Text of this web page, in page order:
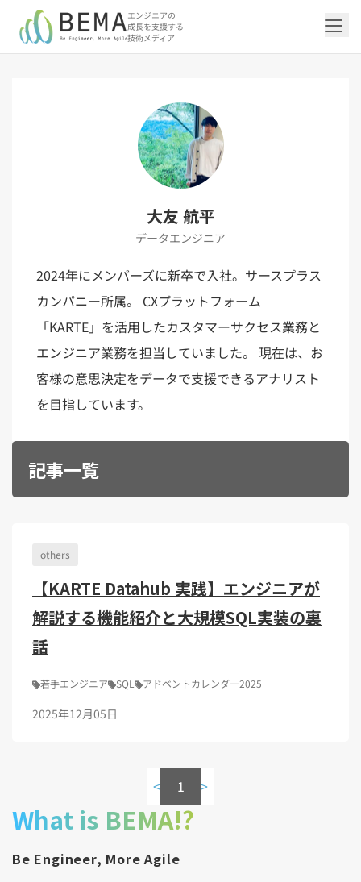
エンジニアの
成長を支援する
技術メディア
「アジャイル開発/スクラム」の記事一覧を
スクラムマスター（18）
アジャイル（14）
「DevOps/クラウド」の記事一覧を見る
「DevOps/クラウド」のタグ一覧
CI/CD（9）
Terraform（6）
インフラストラクチャ（5）
サーバーレス（3）
CloudWatch（2）
CodeCommit（2）
Amplify（2）
Ansible（2）
Google Cloud（1）
DevSecOps（1）
Platform Engineering（1）
SRE（1）
さくらのクラウド（1）
helm（1）
Kubernetes（1）
Lambda（1）
API Gateway（1）
AmazonSES（1）
「AI」の記事一覧を見る
AIエージェント（4）
NotebookLM（3）
Gemini（3）
CNN（1） 深層学習（1）
「バックエンド」の記事一覧を見る
「バックエンド」のタグ一覧
Oracle APEX（5）
Python（4）
SQL（1）
アクセス制御（1）
Cloud SQL（1）
MySQL（1）
「Flutter/モバイル」の記事一覧を見る
「Flutter/モバイル」のタグ一覧
Dart（6）
アプリ開発（1）
「Jamstack/フロントエンド」の記事一覧
Jamstack（10）
Astro（10）
JavaScript（4）
WordPress（3）
SEO（1）
React（1）
「others」の記事一覧を見る
「others」のタグ一覧
エンジニア組織（48）
イベント（41）
アドベントカレンダー2024（25）
スキルアップ（24）
日本CTO協会（18）
若手エンジニア（12）
トラブルシューティング（12）
キャリア（8）
内製化（7）
マネジメント（6）
UI/UX（5）
DX推進（5）
オープンイノベーション（4）
デジタル人材育成（4）
PMO（3）
Markdown（1）
大友 航平
データエンジニア
2024年にメンバーズに新卒で入社。サースプラス
カンパニー所属。 CXプラットフォーム
「KARTE」を活用したカスタマーサクセス業務と
エンジニア業務を担当していました。 現在は、お
客様の意思決定をデータで支援できるアナリスト
を目指しています。
記事一覧
others
【KARTE Datahub 実践】エンジニアが
解説する機能紹介と大規模SQL実装の裏
話
若手エンジニア SQL アドベントカレンダー2025
2025年12月05日
< 1 >
What is BEMA!?
Be Engineer, More Agile